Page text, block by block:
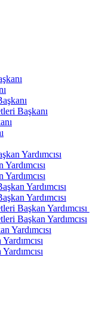
Başkanı
Yardımcısı
Yardımcısı
Yardımcısı
Başkan Yardımcısı
Başkan Yardımcısı
Yardımcısı